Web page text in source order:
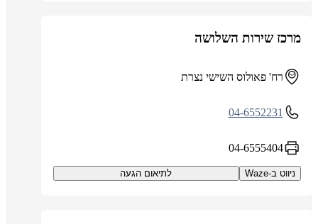
מרכז שירות השלושה
רח' פאולוס השישי נצרת
04-6552231
04-6555404
ניווט ב-Waze לתיאום הגעה